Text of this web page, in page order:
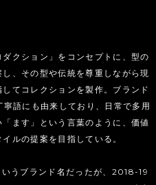
クション」をコンセプトに、型の
、その型や伝統を尊重しながら現
てコレクションを製作。ブランド
語にも由来しており、日常で多用
ます」という言葉のように、価値
ルの提案を目指している。
うブランド名だったが、2018-19